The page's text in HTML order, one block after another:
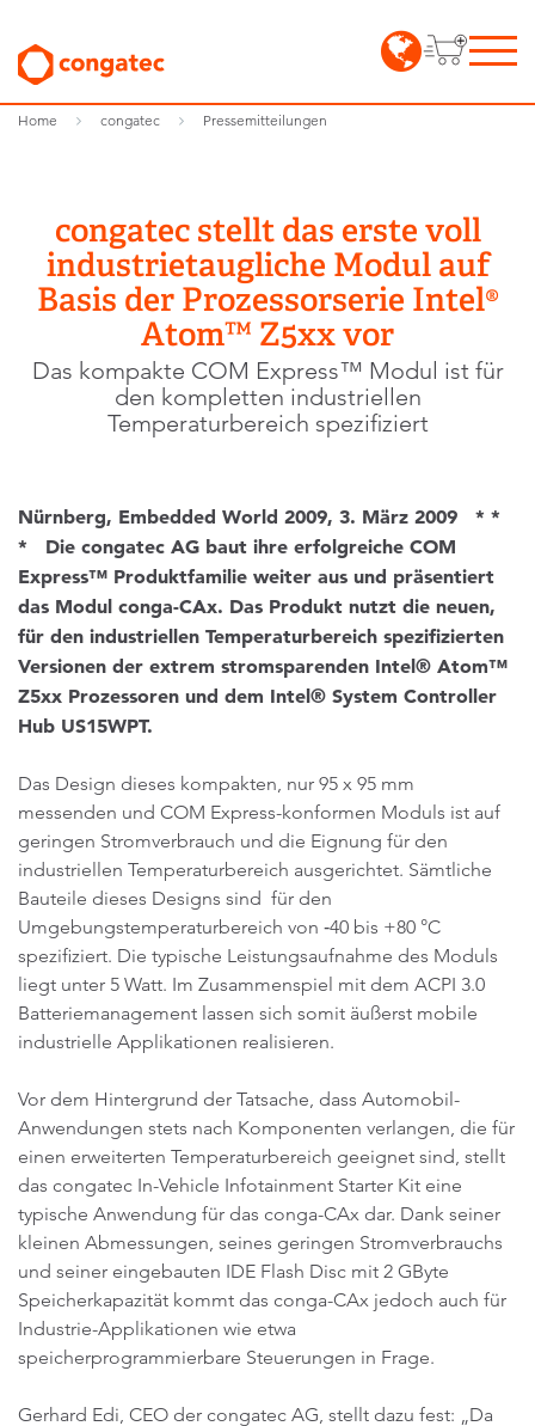
Home congatec Pressemitteilungen
congatec stellt das erste voll
industrietaugliche Modul auf
Basis der Prozessorserie Intel®
Atom™ Z5xx vor
Das kompakte COM Express™ Modul ist für
den kompletten industriellen
Temperaturbereich spezifiziert
Nürnberg, Embedded World 2009, 3. März 2009 * *
* Die congatec AG baut ihre erfolgreiche COM
Express™ Produktfamilie weiter aus und präsentiert
das Modul conga-CAx. Das Produkt nutzt die neuen,
für den industriellen Temperaturbereich spezifizierten
Versionen der extrem stromsparenden Intel® Atom™
Z5xx Prozessoren und dem Intel® System Controller
Hub US15WPT.
Das Design dieses kompakten, nur 95 x 95 mm
messenden und COM Express-konformen Moduls ist auf
geringen Stromverbrauch und die Eignung für den
industriellen Temperaturbereich ausgerichtet. Sämtliche
Bauteile dieses Designs sind für den
Umgebungstemperaturbereich von ‑40 bis +80 °C
spezifiziert. Die typische Leistungsaufnahme des Moduls
liegt unter 5 Watt. Im Zusammenspiel mit dem ACPI 3.0
Batteriemanagement lassen sich somit äußerst mobile
industrielle Applikationen realisieren.
Vor dem Hintergrund der Tatsache, dass Automobil-
Anwendungen stets nach Komponenten verlangen, die für
einen erweiterten Temperaturbereich geeignet sind, stellt
das congatec In-Vehicle Infotainment Starter Kit eine
typische Anwendung für das conga-CAx dar. Dank seiner
kleinen Abmessungen, seines geringen Stromverbrauchs
und seiner eingebauten IDE Flash Disc mit 2 GByte
Speicherkapazität kommt das conga-CAx jedoch auch für
Industrie-Applikationen wie etwa
speicherprogrammierbare Steuerungen in Frage.
Gerhard Edi, CEO der congatec AG, stellt dazu fest: „Da